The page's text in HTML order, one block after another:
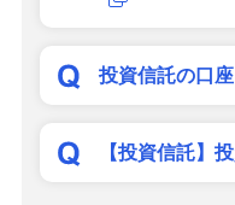
投資信託の口座
【投資信託】